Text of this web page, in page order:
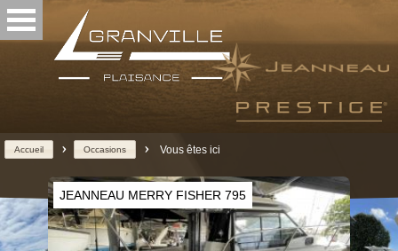
Accueil > Occasions > Vous êtes ici
JEANNEAU MERRY FISHER 795